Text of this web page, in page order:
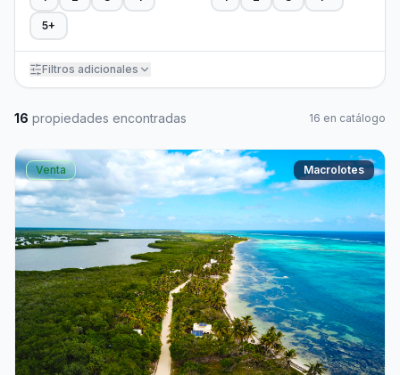
5+
Filtros adicionales
16 propiedades encontradas 16 en catálogo
Venta Macrolotes